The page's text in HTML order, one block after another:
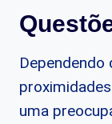
Dependendo
uma